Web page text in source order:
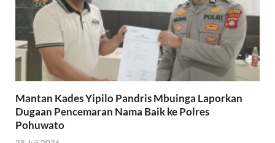
Mantan Kades Yipilo Pandris Mbuinga Laporkan
Dugaan Pencemaran Nama Baik ke Polres
Pohuwato